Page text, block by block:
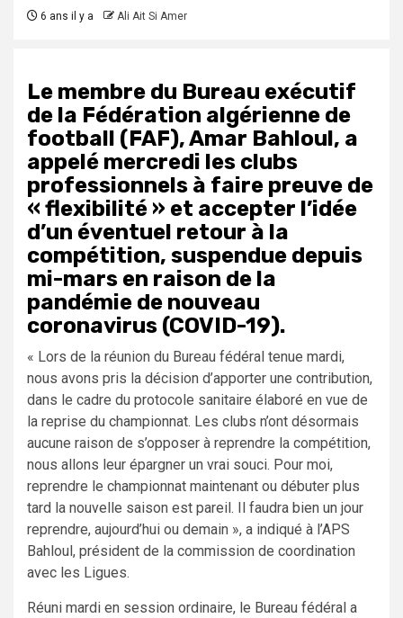
6 ans il y a Ali Ait Si Amer
Le membre du Bureau exécutif
de la Fédération algérienne de
football (FAF), Amar Bahloul, a
appelé mercredi les clubs
professionnels à faire preuve de
« flexibilité » et accepter l’idée
d’un éventuel retour à la
compétition, suspendue depuis
mi-mars en raison de la
pandémie de nouveau
coronavirus (COVID-19).
« Lors de la réunion du Bureau fédéral tenue mardi,
nous avons pris la décision d’apporter une contribution,
dans le cadre du protocole sanitaire élaboré en vue de
la reprise du championnat. Les clubs n’ont désormais
aucune raison de s’opposer à reprendre la compétition,
nous allons leur épargner un vrai souci. Pour moi,
reprendre le championnat maintenant ou débuter plus
tard la nouvelle saison est pareil. Il faudra bien un jour
reprendre, aujourd’hui ou demain », a indiqué à l’APS
Bahloul, président de la commission de coordination
avec les Ligues.
Réuni mardi en session ordinaire, le Bureau fédéral a